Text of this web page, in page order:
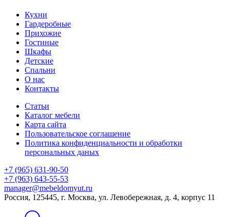
Кухни
Гардеробные
Прихожие
Гостиные
Шкафы
Детские
Спальни
О нас
Контакты
Статьи
Каталог мебели
Карта сайта
Пользовательское соглашение
Политика конфиденциальности и обработки
персональных даных
+7 (965) 631-90-50
+7 (963) 643-55-53
manager@mebeldomyut.ru
Россия, 125445, г. Москва, ул. Левобережная, д. 4, корпус 11